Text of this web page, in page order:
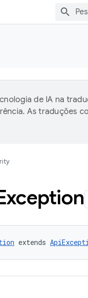
de IA na
As traduções
extends